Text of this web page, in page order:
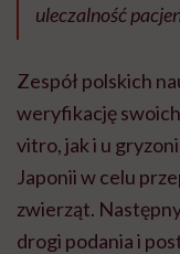
uleczalność
Zespół polskich
weryfikację
vitro, jak i u
Japonii w celu
zwierząt.
drogi podania i